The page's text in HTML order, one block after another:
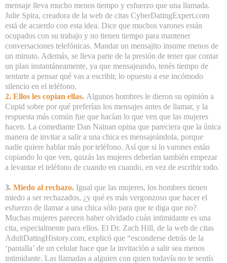
mensaje lleva mucho menos tiempo y esfuerzo que una llamada.
Julie Spira, creadora de la web de citas CyberDatingExpert.com
está de acuerdo con esta idea. Dice que muchos varones están
ocupados con su trabajo y no tienen tiempo para mantener
conversaciones telefónicas. Mandar un mensajito insume menos de
un minuto. Además, se lleva parte de la presión de tener que contar
un plan instantáneamente, ya que mensajeando, tenés tiempo de
sentarte a pensar qué vas a escribir, lo opuesto a ese incómodo
silencio en el teléfono.
2. Ellos les copian ellas. Algunos hombres le dieron su opinión a
Cupid sobre por qué preferían los mensajes antes de llamar, y la
respuesta más común fue que hacían lo que ven que las mujeres
hacen. La comediante Dan Nainan opina que pareciera que la única
manera de invitar a salir a una chica es mensajeándola, porque
nadie quiere hablar más por teléfono. Así que si lo varones están
copiando lo que ven, quizás las mujeres deberían también empezar
a levantar el teléfono de cuando en cuando, en vez de escribir todo.
3. Miedo al rechazo. Igual que las mujeres, los hombres tienen
miedo a ser rechazados, ¿y qué es más vergonzoso que hacer el
esfuerzo de llamar a una chica sólo para que te diga que no?
Muchas mujeres parecen haber olvidado cuán intimidante es una
cita, especialmente para ellos. El Dr. Zach Hill, de la web de citas
AdultDatingHistory.com, explicó que “esconderse detrás de la
‘pantalla’ de un celular hace que la invitación a salir sea menos
intimidante. Las llamadas a alguien con quien todavía no te sentís